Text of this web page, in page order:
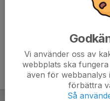
Vi använder oss av
webbplats ska
även för webbanalys
förbättra
Så